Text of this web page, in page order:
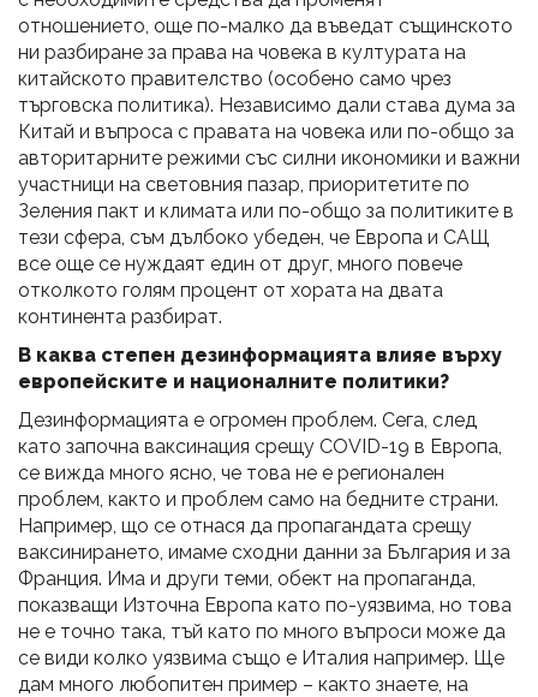
отношението, още по-малко да въведат същинското
ни разбиране за права на човека в културата на
китайското правителство (особено само чрез
търговска политика). Независимо дали става дума за
Китай и въпроса с правата на човека или по-общо за
авторитарните режими със силни икономики и важни
участници на световния пазар, приоритетите по
Зеления пакт и климата или по-общо за политиките в
тези сфера, съм дълбоко убеден, че Европа и САЩ
все още се нуждаят един от друг, много повече
отколкото голям процент от хората на двата
континента разбират.
В каква степен дезинформацията влияе върху
европейските и националните политики?
Дезинформацията е огромен проблем. Сега, след
като започна ваксинация срещу COVID-19 в Европа,
се вижда много ясно, че това не е регионален
проблем, както и проблем само на бедните страни.
Например, що се отнася да пропагандата срещу
ваксинирането, имаме сходни данни за България и за
Франция. Има и други теми, обект на пропаганда,
показващи Източна Европа като по-уязвима, но това
не е точно така, тъй като по много въпроси може да
се види колко уязвима също е Италия например. Ще
дам много любопитен пример – както знаете, на